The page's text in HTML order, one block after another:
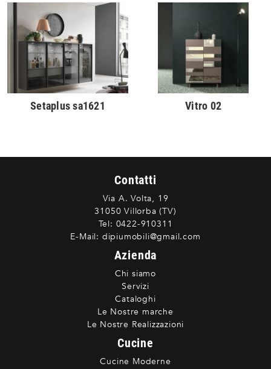
Setaplus sa1621 Vitro 02
Contatti
Via A. Volta, 19
31050 Villorba (TV)
Tel: 0422-910311
E-Mail: dipiumobili@gmail.com
Azienda
Chi siamo
Servizi
Cataloghi
Le Nostre marche
Le Nostre Realizzazioni
Cucine
Cucine Moderne